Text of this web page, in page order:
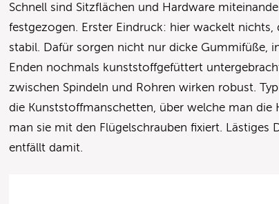
Schnell sind Sitzflächen und Hardware
festgezogen. Erster Eindruck: hier wackelt nichts,
stabil. Dafür sorgen nicht nur dicke Gummifüße,
Enden nochmals kunststoffgefüttert
zwischen Spindeln und Rohren wirken robust.
die Kunststoffmanschetten, über welche man die
man sie mit den Flügelschrauben fixiert. Lästiges
entfällt damit.